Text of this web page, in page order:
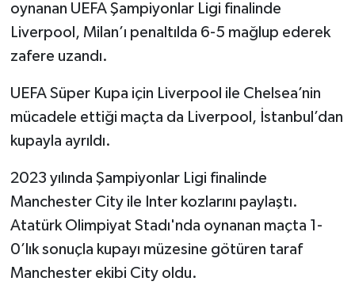
oynanan UEFA Şampiyonlar Ligi finalinde
Liverpool, Milan’ı penaltılda 6-5 mağlup ederek
zafere uzandı.
UEFA Süper Kupa için Liverpool ile Chelsea’nin
mücadele ettiği maçta da Liverpool, İstanbul’dan
kupayla ayrıldı.
2023 yılında Şampiyonlar Ligi finalinde
Manchester City ile Inter kozlarını paylaştı.
Atatürk Olimpiyat Stadı'nda oynanan maçta 1-
0’lık sonuçla kupayı müzesine götüren taraf
Manchester ekibi City oldu.